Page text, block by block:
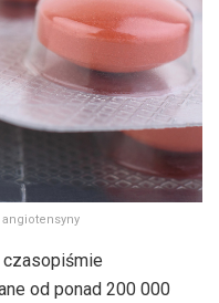
czasopiśmie
od ponad 200 000